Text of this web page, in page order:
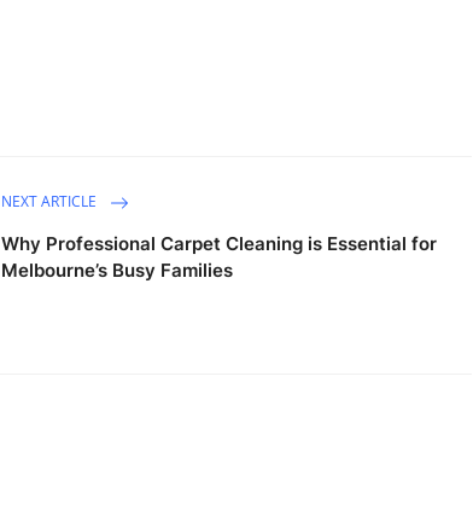
NEXT ARTICLE
Why Professional Carpet Cleaning is Essential for
Melbourne’s Busy Families